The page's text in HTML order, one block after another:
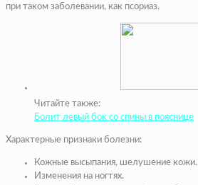
при таком заболевании, как псориаз.
Читайте также:
Болит левый бок со спины в пояснице
Характерные признаки болезни:
Кожные высыпания, шелушение кожи.
Изменения на ногтях.